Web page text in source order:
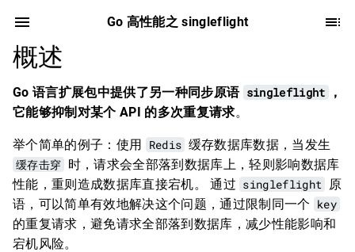
Go 高性能之 singleflight
概述
Go 语言扩展包中提供了另一种同步原语 singleflight
，
它能够抑制对某个 API 的多次重复请求。
举个简单的例子：使用 Redis 缓存数据库数据，当发生
缓存击穿 时，请求会全部落到数据库上，轻则影响数据库
性能，重则造成数据库直接宕机。 通过 singleflight 原
语，可以简单有效地解决这个问题，通过限制同一个 key
的重复请求，避免请求全部落到数据库，减少性能影响和
宕机风险。